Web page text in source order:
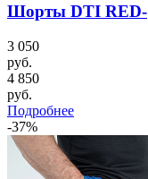
Шорты DTI RED-
3 050
руб.
4 850
руб.
Подробнее
-37%